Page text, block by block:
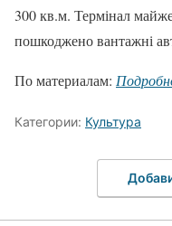
300 кв.м. Термінал
пошкоджено вантажні
По материалам:
Категории: Культура